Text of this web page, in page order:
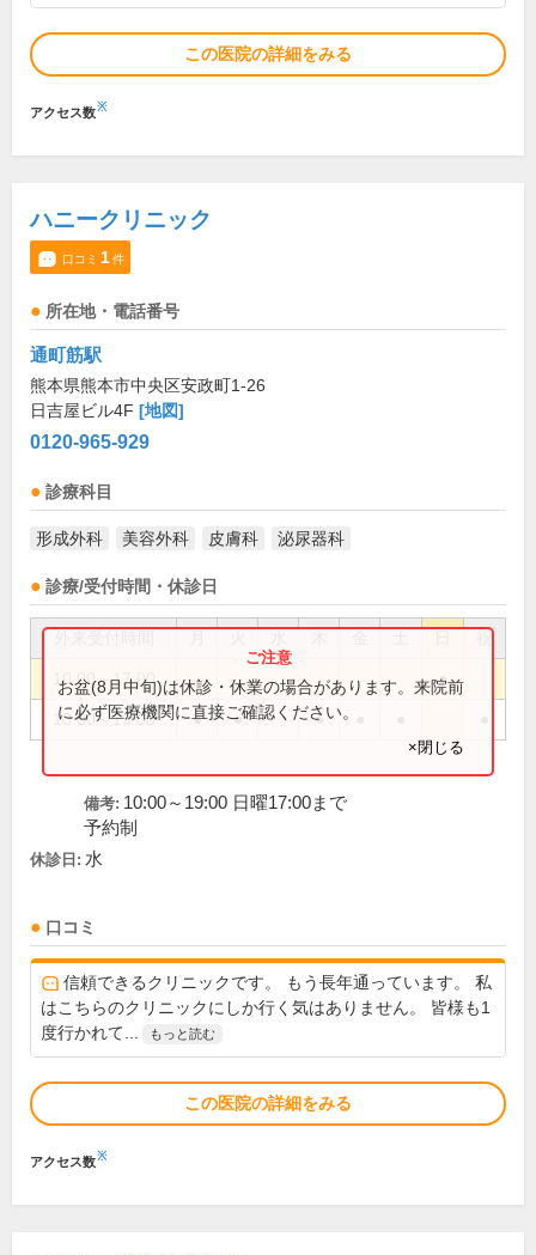
この医院の詳細をみる
アクセス数※
ハニークリニック
口コミ 1件
所在地・電話番号
通町筋駅
熊本県熊本市中央区安政町1-26
日吉屋ビル4F [地図]
0120-965-929
診療科目
形成外科 美容外科 皮膚科 泌尿器科
診療/受付時間・休診日
祝
10:00～17:00 ●
10:00～19:00 ● ● ●
お盆(8月中旬)は休診・休業の場合があります。来院前
に必ず医療機関に直接ご確認ください。
×閉じる
備考: 10:00～19:00 日曜17:00まで
予約制
休診日: 水
口コミ
信頼できるクリニックです。 もう長年通っています。 私
はこちらのクリニックにしか行く気はありません。 皆様も1
度行かれて...
もっと読む
この医院の詳細をみる
アクセス数※